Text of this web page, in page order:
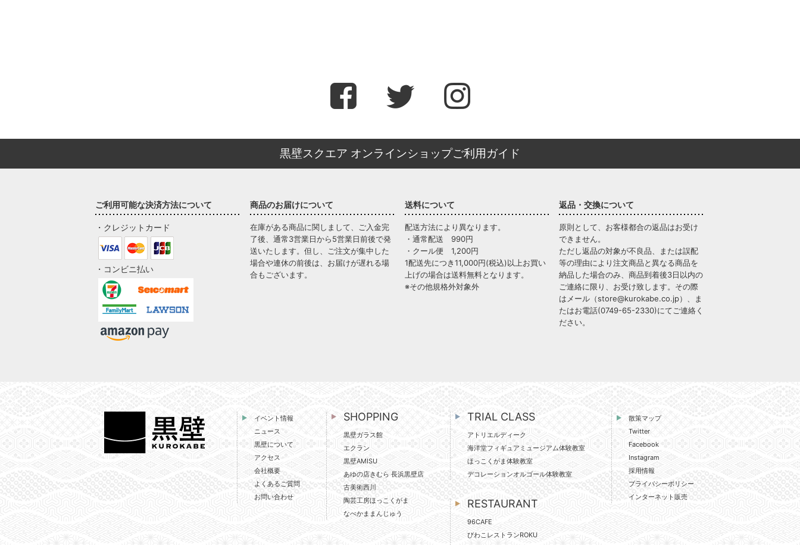
黒壁スクエア オンラインショップご利用ガイド
ご利用可能な決済方法について
・クレジットカード
・コンビニ払い
商品のお届けについて
在庫がある商品に関しまして、ご入金完
了後、通常3営業日から5営業日前後で発
送いたします。但し、ご注文が集中した
場合や連休の前後は、お届けが遅れる場
合もございます。
送料について
配送方法により異なります。
・通常配送 990円
・クール便 1,200円
1配送先につき11,000円(税込)以上お買い
上げの場合は送料無料となります。
※その他規格外対象外
返品・交換について
原則として、お客様都合の返品はお受け
できません。
ただし返品の対象が不良品、または誤配
等の理由により注文商品と異なる商品を
納品した場合のみ、商品到着後3日以内の
ご連絡に限り、お受け致します。その際
はメール（store@kurokabe.co.jp）、ま
たはお電話(0749-65-2330)にてご連絡く
ださい。
イベント情報
ニュース
黒壁について
アクセス
会社概要
よくあるご質問
お問い合わせ
SHOPPING
黒壁ガラス館
エクラン
黒壁AMISU
あゆの店きむら 長浜黒壁店
古美術西川
陶芸工房ほっこくがま
なべかままんじゅう
TRIAL CLASS
アトリエルディーク
海洋堂フィギュアミュージアム体験教室
ほっこくがま体験教室
デコレーションオルゴール体験教室
RESTAURANT
96CAFE
びわこレストランROKU
散策マップ
Twitter
Facebook
Instagram
採用情報
プライバシーポリシー
インターネット販売